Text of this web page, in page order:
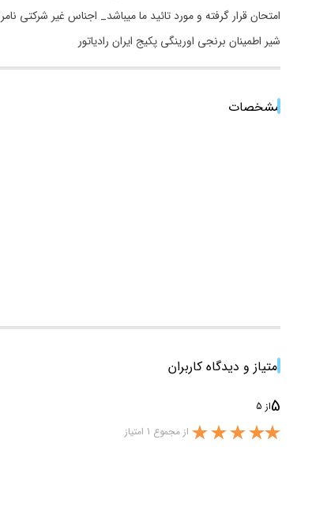
امتحان قرار گرفته و مورد تائید ما میباشد_ اجناس غیر
شیر اطمینان برنجی اورینگی‎‎ پکیج ایران رادیاتور
مشخصات
امتیاز و دیدگاه کاربران
5از 5
از مجموع 1 امتیاز